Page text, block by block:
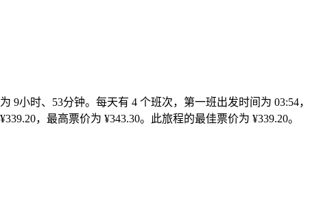
9小时、53分钟。每天有 4 个班次，第一班出发时间为 03:54
，最高票价为 ¥343.30。此旅程的最佳票价为 ¥339.20。